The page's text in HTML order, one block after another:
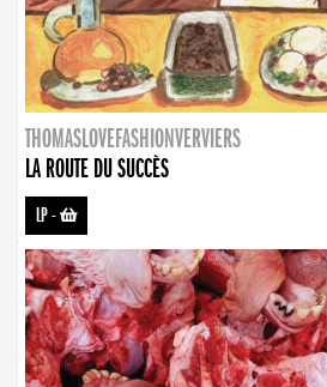
THOMASLOVEFASHIONVERVIERS
LA ROUTE DU SUCCÈS
LP-